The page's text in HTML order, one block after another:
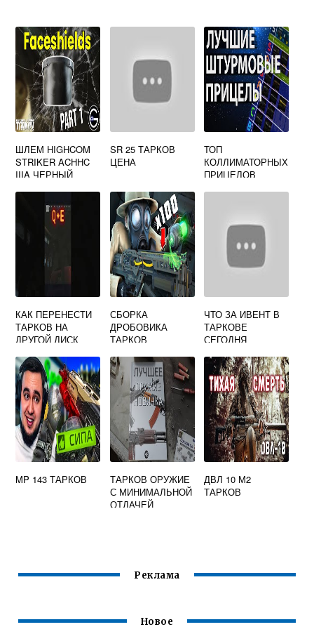
ШЛЕМ HIGHCOM
STRIKER ACHHC
IIIA ЧЕРНЫЙ
SR 25 ТАРКОВ
ЦЕНА
ТОП
КОЛЛИМАТОРНЫХ
ПРИЦЕЛОВ
КАК ПЕРЕНЕСТИ
ТАРКОВ НА
ДРУГОЙ ДИСК
СБОРКА
ДРОБОВИКА
ТАРКОВ
ЧТО ЗА ИВЕНТ В
ТАРКОВЕ
СЕГОДНЯ
MP 143 ТАРКОВ
ТАРКОВ ОРУЖИЕ
С МИНИМАЛЬНОЙ
ОТДАЧЕЙ
ДВЛ 10 М2
ТАРКОВ
Реклама
Новое